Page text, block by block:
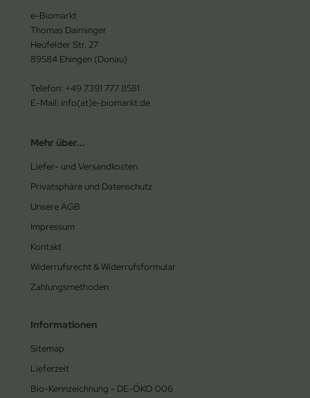
e-Biomarkt
Thomas Daiminger
Heufelder Str. 27
89584 Ehingen (Donau)
Telefon: +49 7391 777 8581
E-Mail: info(at)e-biomarkt.de
Mehr über...
Liefer- und Versandkosten
Privatsphäre und Datenschutz
Unsere AGB
Impressum
Kontakt
Widerrufsrecht & Widerrufsformular
Zahlungsmethoden
Informationen
Sitemap
Lieferzeit
Bio-Kennzeichnung - DE-ÖKO 006